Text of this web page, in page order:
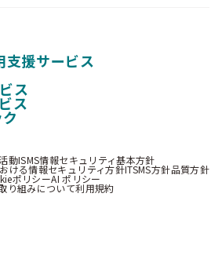
支援サービス
ス
ス
動ISMS情報セキュリティ基本方針
ける情報セキュリティ方針ITSMS方針品質方針
ポリシーAI ポリシー
り組みについて利用規約